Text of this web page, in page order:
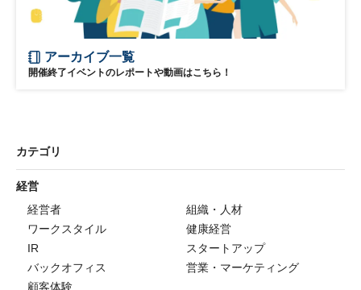
アーカイブ一覧
開催終了イベントのレポートや動画はこちら！
カテゴリ
経営
経営者
組織・人材
ワークスタイル
健康経営
IR
スタートアップ
バックオフィス
営業・マーケティング
顧客体験